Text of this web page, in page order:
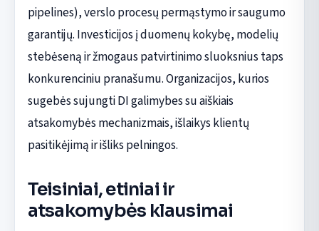
pipelines), verslo procesų permąstymo ir saugumo
garantijų. Investicijos į duomenų kokybę, modelių
stebėseną ir žmogaus patvirtinimo sluoksnius taps
konkurenciniu pranašumu. Organizacijos, kurios
sugebės sujungti DI galimybes su aiškiais
atsakomybės mechanizmais, išlaikys klientų
pasitikėjimą ir išliks pelningos.
Teisiniai, etiniai ir
atsakomybės klausimai